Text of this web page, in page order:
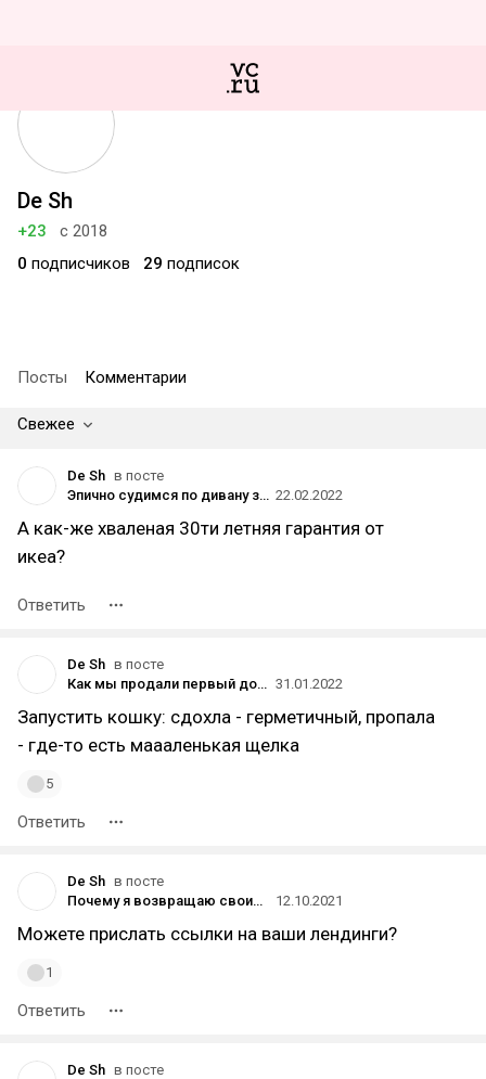
De Sh
+23
с 2018
0 подписчиков 29 подписок
Посты Комментарии
Свежее
De Sh в посте
Эпично судимся по дивану за 170 000 рублей 22.02.2022
А как-же хваленая 30ти летняя гарантия от
икеа?
Ответить
De Sh в посте
Как мы продали первый дом за 7 млн рублей после статьи на vc.ru, а также запустили строительный бизнес и раскачали блог 31.01.2022
Запустить кошку: сдохла - герметичный, пропала
- где-то есть маааленькая щелка
5
Ответить
De Sh в посте
Почему я возвращаю своим клиентам деньги за работу по настройке Директа?
12.10.2021
Можете прислать ссылки на ваши лендинги?
1
Ответить
De Sh в посте